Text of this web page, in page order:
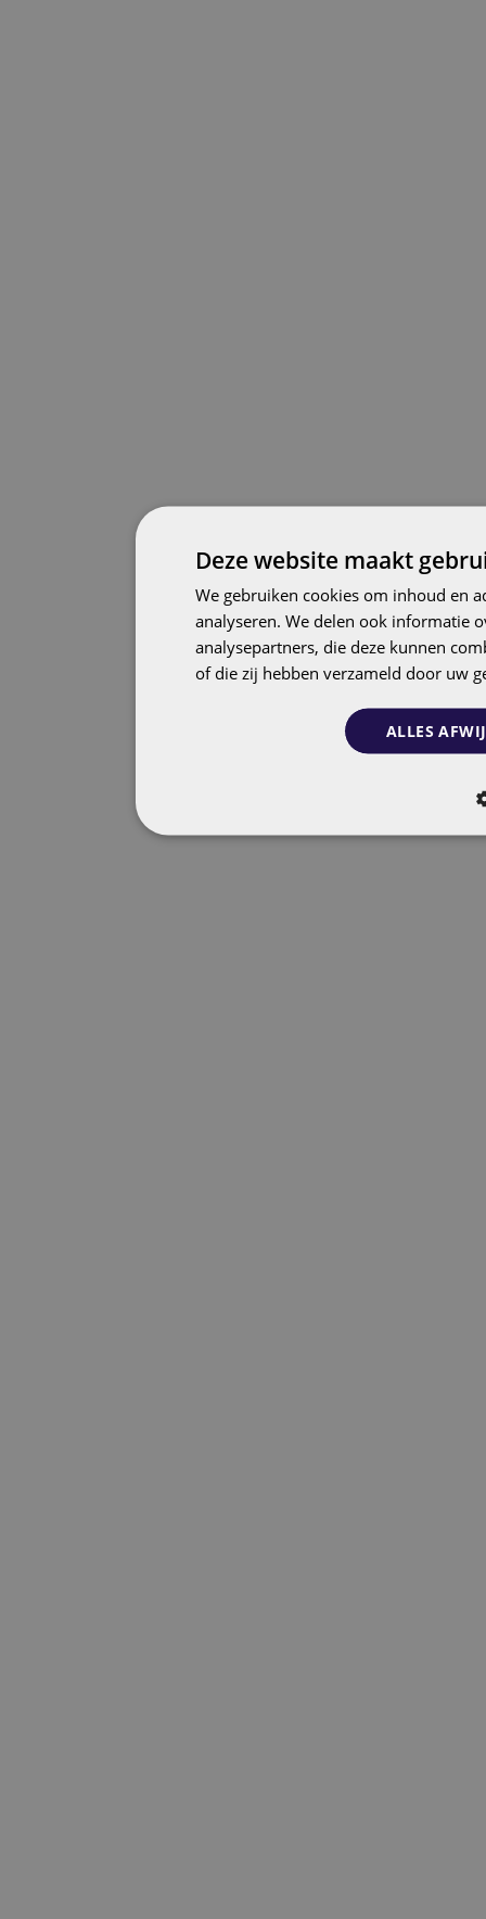
Deze website maakt
We gebruiken cookies om inhoud en
analyseren. We delen ook informatie
analysepartners, die deze kunnen
of die zij hebben verzameld door uw
ALLES